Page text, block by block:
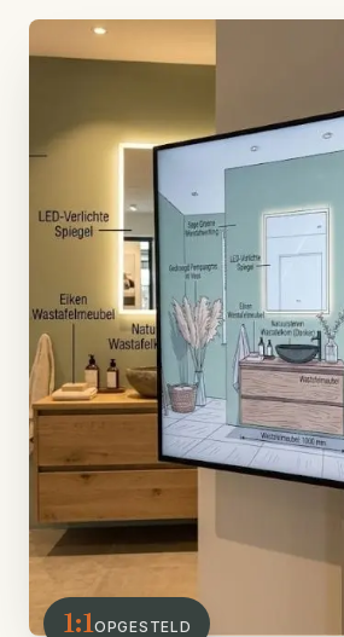
1:1OPGESTELD